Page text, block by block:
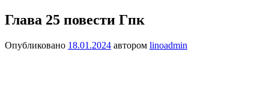
Глава 25 повести Гпк
Опубликовано 18.01.2024 автором linoadmin